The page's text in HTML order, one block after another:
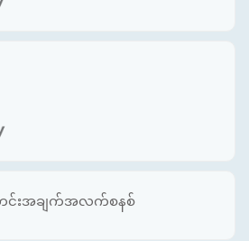
တင်းအချက်အလက်စနစ်